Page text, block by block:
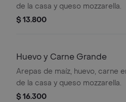
de la casa y queso mozzarella.
$ 13.800
Huevo y Carne Grande
Arepas de maíz, huevo, carne
de la casa y queso mozzarella.
$ 16.300